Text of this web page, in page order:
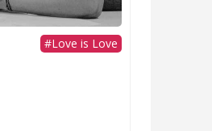
#Love is Love